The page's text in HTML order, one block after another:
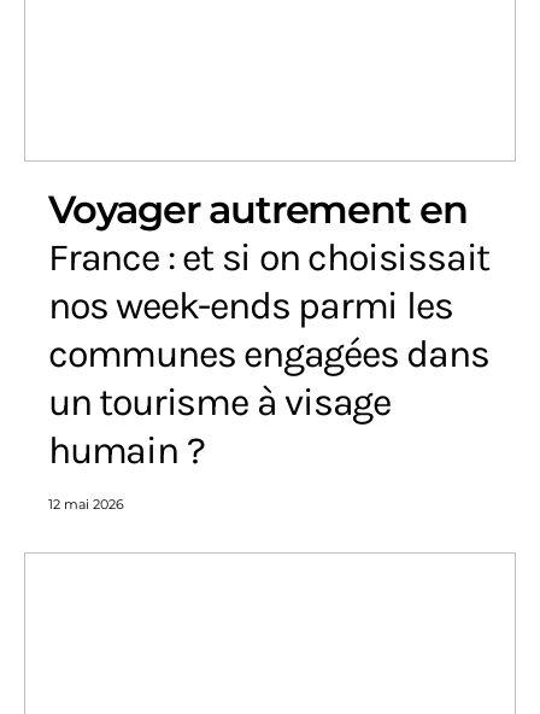
Voyager autrement en
France : et si on choisissait
nos week-ends parmi les
communes engagées dans
un tourisme à visage
humain ?
12 mai 2026